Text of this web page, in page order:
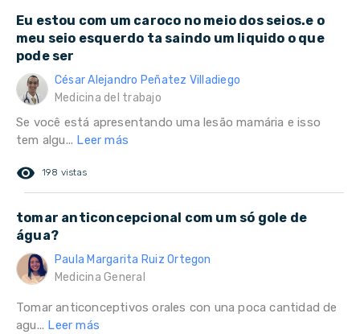
Eu estou com um caroco no meio dos seios.e o
meu seio esquerdo ta saindo um liquido o que
pode ser
César Alejandro Peñatez Villadiego
Medicina del trabajo
Se você está apresentando uma lesão mamária e isso
tem algu... Leer más
remove_red_eye 198 vistas
tomar anticoncepcional com um só gole de
água?
Paula Margarita Ruiz Ortegon
Medicina General
Tomar anticonceptivos orales con una poca cantidad de
agu... Leer más